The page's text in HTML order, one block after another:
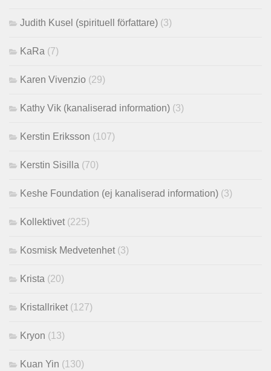
Judith Kusel (spirituell författare) (3)
KaRa (7)
Karen Vivenzio (29)
Kathy Vik (kanaliserad information) (3)
Kerstin Eriksson (107)
Kerstin Sisilla (70)
Keshe Foundation (ej kanaliserad information) (3)
Kollektivet (225)
Kosmisk Medvetenhet (3)
Krista (20)
Kristallriket (127)
Kryon (13)
Kuan Yin (130)